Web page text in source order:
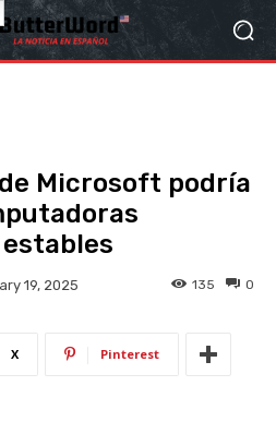
Microsoft podría
19, 2025 0
135
X Pinterest